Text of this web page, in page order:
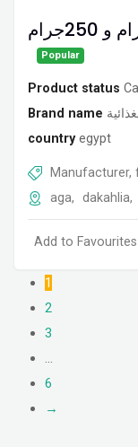
Popular
Product status
Brand name
country egypt
Manufacturer,
aga, dakahlia,
Add to Favourites
1
2
3
…
6
→